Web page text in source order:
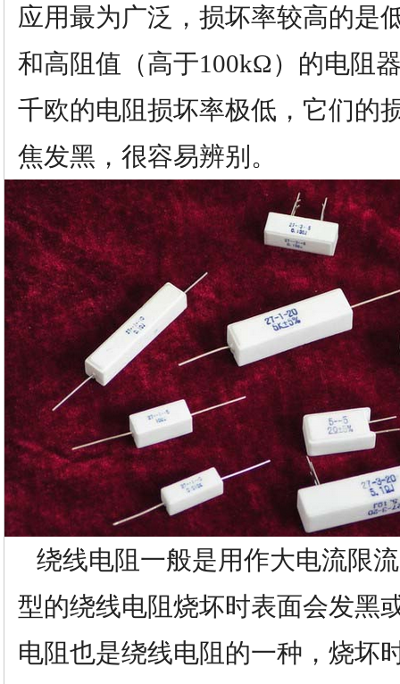
应用最为广泛，损坏率较高的是
和高阻值（高于100kΩ）的电阻
千欧的电阻损坏率极低，它们的
焦发黑，很容易辨别。
绕线电阻一般是用作大电流限
型的绕线电阻烧坏时表面会发黑
电阻也是绕线电阻的一种，烧坏